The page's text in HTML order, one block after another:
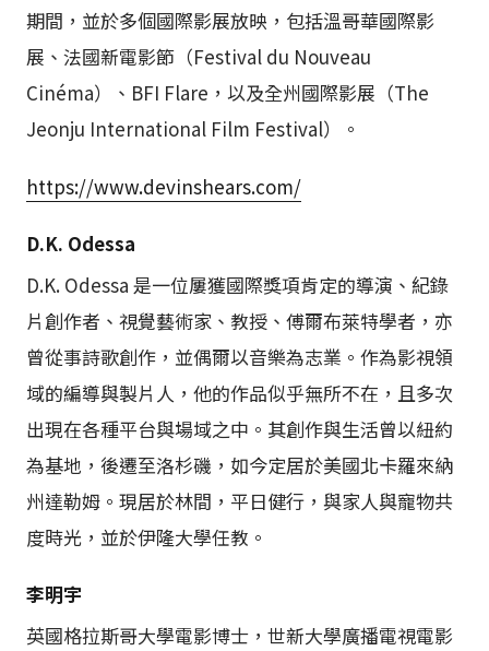
期間，並於多個國際影展放映，包括溫哥華國際影
展、法國新電影節（Festival du Nouveau
Cinéma）、BFI Flare，以及全州國際影展（The
Jeonju International Film Festival）。
https://www.devinshears.com/
D.K. Odessa
D.K. Odessa 是一位屢獲國際獎項肯定的導演、紀錄
片創作者、視覺藝術家、教授、傅爾布萊特學者，亦
曾從事詩歌創作，並偶爾以音樂為志業。作為影視領
域的編導與製片人，他的作品似乎無所不在，且多次
出現在各種平台與場域之中。其創作與生活曾以紐約
為基地，後遷至洛杉磯，如今定居於美國北卡羅來納
州達勒姆。現居於林間，平日健行，與家人與寵物共
度時光，並於伊隆大學任教。
李明宇
英國格拉斯哥大學電影博士，世新大學廣播電視電影